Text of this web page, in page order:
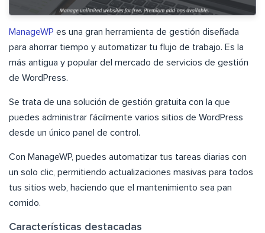
ManageWP es una gran herramienta de gestión diseñada
para ahorrar tiempo y automatizar tu flujo de trabajo. Es la
más antigua y popular del mercado de servicios de gestión
de WordPress.
Se trata de una solución de gestión gratuita con la que
puedes administrar fácilmente varios sitios de WordPress
desde un único panel de control.
Con ManageWP, puedes automatizar tus tareas diarias con
un solo clic, permitiendo actualizaciones masivas para todos
tus sitios web, haciendo que el mantenimiento sea pan
comido.
Características destacadas